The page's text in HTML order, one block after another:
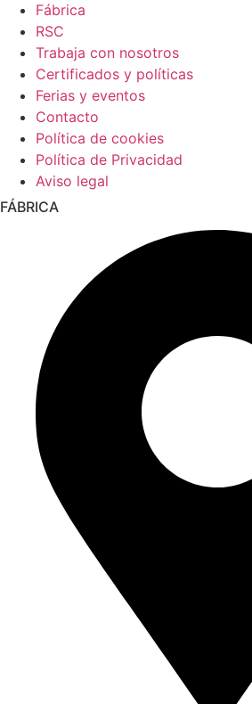
Fábrica
RSC
Trabaja con nosotros
Certificados y políticas
Ferias y eventos
Contacto
Política de cookies
Política de Privacidad
Aviso legal
FÁBRICA